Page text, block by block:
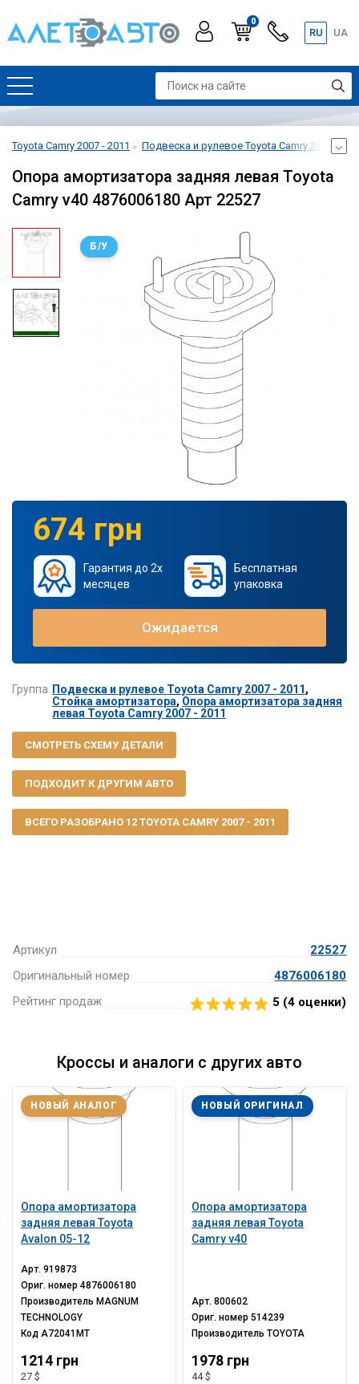
0
RU UA
Toyota Camry 2007 - 2011 Подвеска и рулевое Toyota Camry 2007 -
Опора амортизатора задняя левая Toyota
Camry v40 4876006180 Арт 22527
Б/У
Артикул
22527
Оригинальный номер
4876006180
Рейтинг продаж
5 (4 оценки)
674 грн
Гарантия до 2х
месяцев
Бесплатная
упаковка
Ожидается
Группа Подвеска и рулевое Toyota Camry 2007 - 2011,
Стойка амортизатора, Опора амортизатора задняя
левая Toyota Camry 2007 - 2011
СМОТРЕТЬ СХЕМУ ДЕТАЛИ
ПОДХОДИТ К ДРУГИМ АВТО
ВСЕГО РАЗОБРАНО 12 TOYOTA CAMRY 2007 - 2011
Кроссы и аналоги с других авто
Опора амортизатора
задняя левая Toyota
Avalon 05-12
НОВЫЙ АНАЛОГ
Арт.919873
Ориг. номер4876006180
Производитель MAGNUM
TECHNOLOGY
КодA72041MT
1214 грн
27 $
Опора амортизатора
задняя левая Toyota
Camry v40
НОВЫЙ ОРИГИНАЛ
Арт.800602
Ориг. номер514239
ПроизводительTOYOTA
1978 грн
44 $